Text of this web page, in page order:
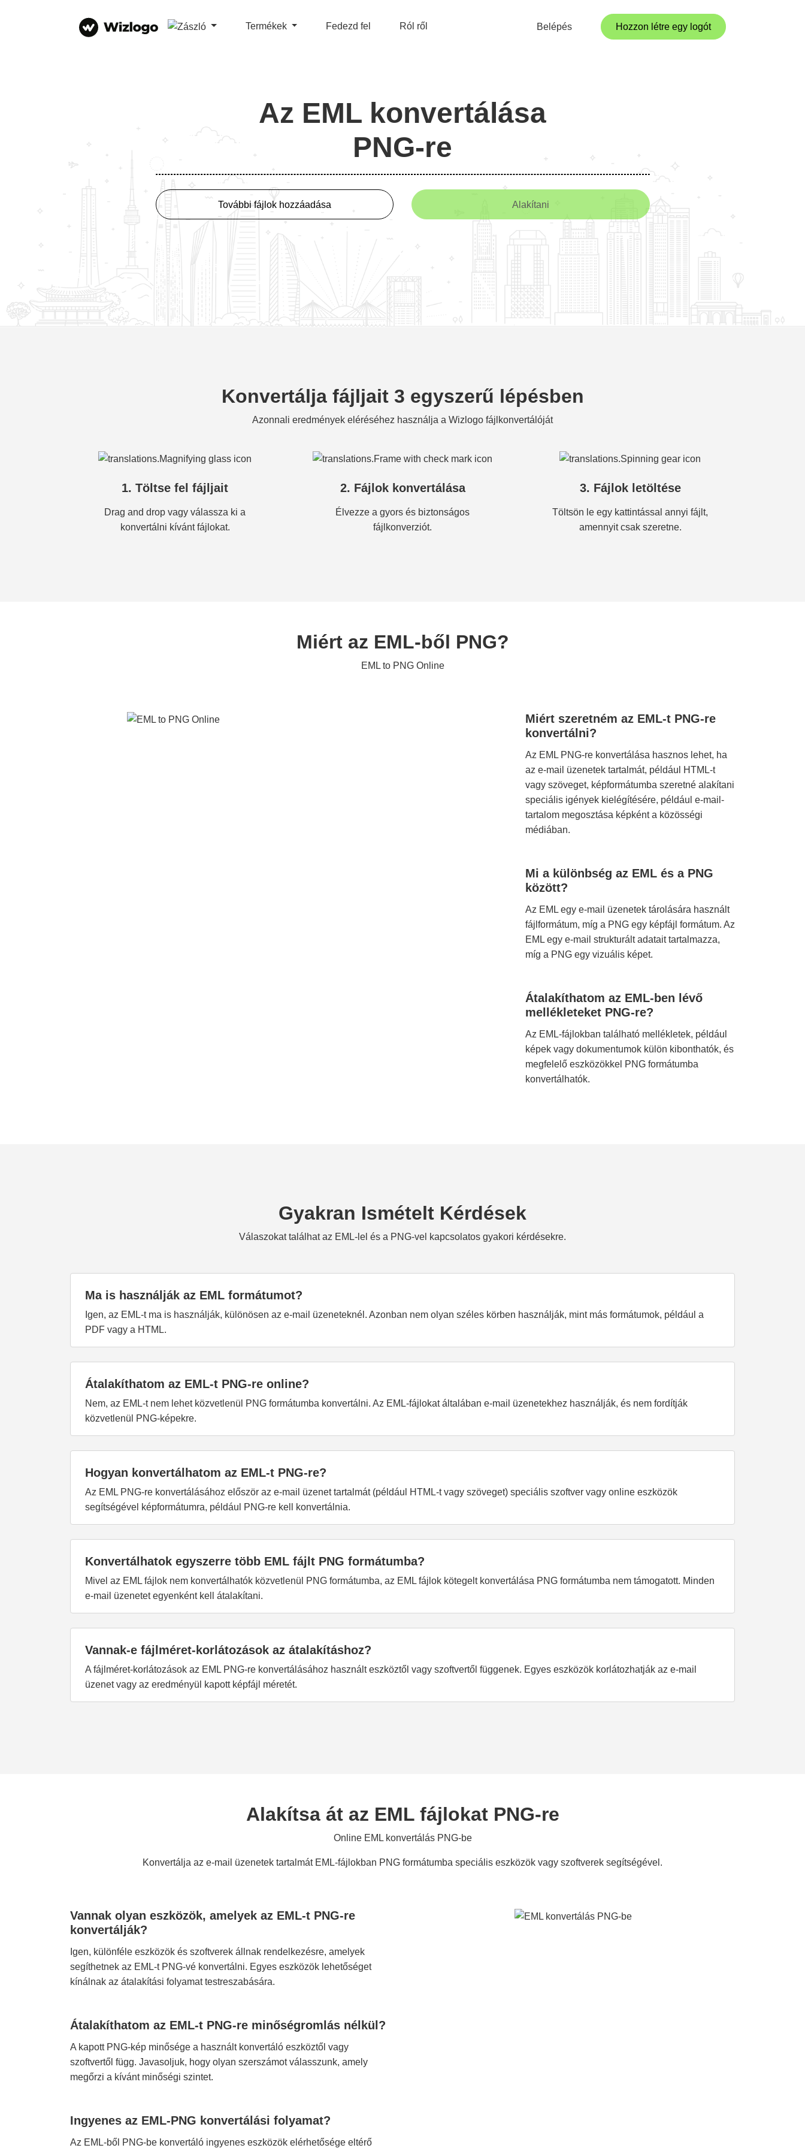
Termékek Fedezd fel Ról ről Belépés Hozzon létre egy logót
Az EML konvertálása
PNG-re
További fájlok hozzáadása Alakítani
Konvertálja fájljait 3 egyszerű lépésben
Azonnali eredmények eléréséhez használja a Wizlogo fájlkonvertálóját
1. Töltse fel fájljait
Drag and drop vagy válassza ki a
konvertálni kívánt fájlokat.
2. Fájlok konvertálása
Élvezze a gyors és biztonságos
fájlkonverziót.
3. Fájlok letöltése
Töltsön le egy kattintással annyi fájlt,
amennyit csak szeretne.
Miért az EML-ből PNG?
EML to PNG Online
Miért szeretném az EML-t PNG-re
konvertálni?
Az EML PNG-re konvertálása hasznos lehet, ha
az e-mail üzenetek tartalmát, például HTML-t
vagy szöveget, képformátumba szeretné alakítani
speciális igények kielégítésére, például e-mail-
tartalom megosztása képként a közösségi
médiában.
Mi a különbség az EML és a PNG
között?
Az EML egy e-mail üzenetek tárolására használt
fájlformátum, míg a PNG egy képfájl formátum. Az
EML egy e-mail strukturált adatait tartalmazza,
míg a PNG egy vizuális képet.
Átalakíthatom az EML-ben lévő
mellékleteket PNG-re?
Az EML-fájlokban található mellékletek, például
képek vagy dokumentumok külön kibonthatók, és
megfelelő eszközökkel PNG formátumba
konvertálhatók.
Gyakran Ismételt Kérdések
Válaszokat találhat az EML-lel és a PNG-vel kapcsolatos gyakori kérdésekre.
Ma is használják az EML formátumot?
Igen, az EML-t ma is használják, különösen az e-mail üzeneteknél. Azonban nem olyan széles körben használják, mint más formátumok, például a
PDF vagy a HTML.
Átalakíthatom az EML-t PNG-re online?
Nem, az EML-t nem lehet közvetlenül PNG formátumba konvertálni. Az EML-fájlokat általában e-mail üzenetekhez használják, és nem fordítják
közvetlenül PNG-képekre.
Hogyan konvertálhatom az EML-t PNG-re?
Az EML PNG-re konvertálásához először az e-mail üzenet tartalmát (például HTML-t vagy szöveget) speciális szoftver vagy online eszközök
segítségével képformátumra, például PNG-re kell konvertálnia.
Konvertálhatok egyszerre több EML fájlt PNG formátumba?
Mivel az EML fájlok nem konvertálhatók közvetlenül PNG formátumba, az EML fájlok kötegelt konvertálása PNG formátumba nem támogatott. Minden
e-mail üzenetet egyenként kell átalakítani.
Vannak-e fájlméret-korlátozások az átalakításhoz?
A fájlméret-korlátozások az EML PNG-re konvertálásához használt eszköztől vagy szoftvertől függenek. Egyes eszközök korlátozhatják az e-mail
üzenet vagy az eredményül kapott képfájl méretét.
Alakítsa át az EML fájlokat PNG-re
Online EML konvertálás PNG-be
Konvertálja az e-mail üzenetek tartalmát EML-fájlokban PNG formátumba speciális eszközök vagy szoftverek segítségével.
Vannak olyan eszközök, amelyek az EML-t PNG-re
konvertálják?
Igen, különféle eszközök és szoftverek állnak rendelkezésre, amelyek
segíthetnek az EML-t PNG-vé konvertálni. Egyes eszközök lehetőséget
kínálnak az átalakítási folyamat testreszabására.
Átalakíthatom az EML-t PNG-re minőségromlás nélkül?
A kapott PNG-kép minősége a használt konvertáló eszköztől vagy
szoftvertől függ. Javasoljuk, hogy olyan szerszámot válasszunk, amely
megőrzi a kívánt minőségi szintet.
Ingyenes az EML-PNG konvertálási folyamat?
Az EML-ből PNG-be konvertáló ingyenes eszközök elérhetősége eltérő